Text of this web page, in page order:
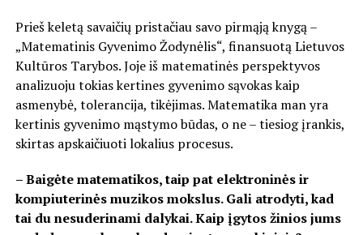
Prieš keletą savaičių pristačiau savo pirmąją knygą –
„Matematinis Gyvenimo Žodynėlis“, finansuotą Lietuvos
Kultūros Tarybos. Joje iš matematinės perspektyvos
analizuoju tokias kertines gyvenimo sąvokas kaip
asmenybė, tolerancija, tikėjimas. Matematika man yra
kertinis gyvenimo mąstymo būdas, o ne – tiesiog įrankis,
skirtas apskaičiuoti lokalius procesus.
– Baigėte matematikos, taip pat elektroninės ir
kompiuterinės muzikos mokslus. Gali atrodyti, kad
tai du nesuderinami dalykai. Kaip įgytos žinios jums